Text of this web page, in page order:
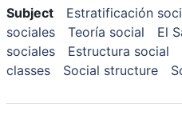
Subject
Estratificación
sociales
Teoría social El
sociales
Estructura social
classes
Social structure